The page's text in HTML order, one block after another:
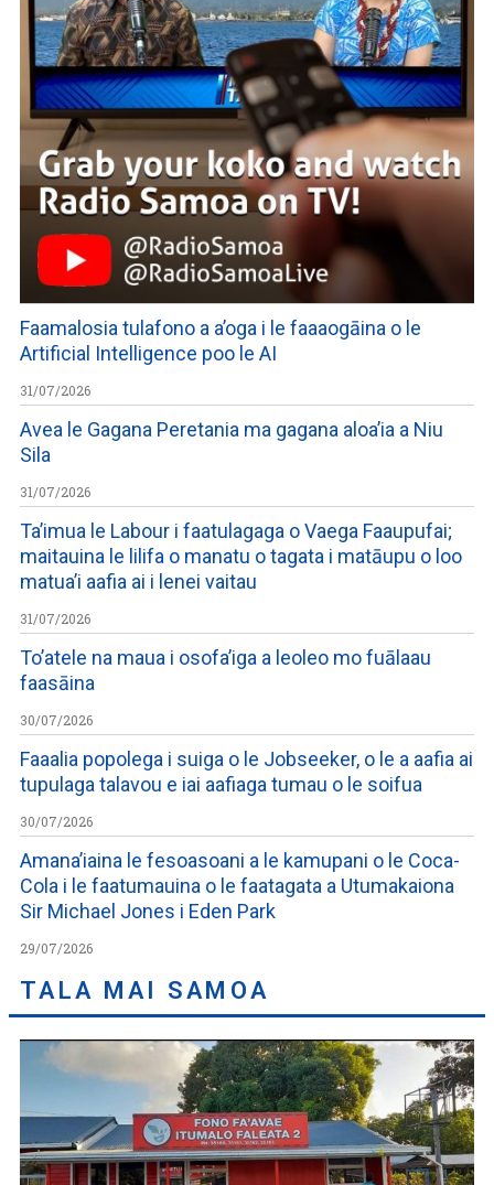
Faamalosia tulafono a a’oga i le faaaogāina o le
Artificial Intelligence poo le AI
31/07/2026
Avea le Gagana Peretania ma gagana aloa’ia a Niu
Sila
31/07/2026
Ta’imua le Labour i faatulagaga o Vaega Faaupufai;
maitauina le lilifa o manatu o tagata i matāupu o loo
matua’i aafia ai i lenei vaitau
31/07/2026
To’atele na maua i osofa’iga a leoleo mo fuālaau
faasāina
30/07/2026
Faaalia popolega i suiga o le Jobseeker, o le a aafia ai
tupulaga talavou e iai aafiaga tumau o le soifua
30/07/2026
Amana’iaina le fesoasoani a le kamupani o le Coca-
Cola i le faatumauina o le faatagata a Utumakaiona
Sir Michael Jones i Eden Park
29/07/2026
TALA MAI SAMOA